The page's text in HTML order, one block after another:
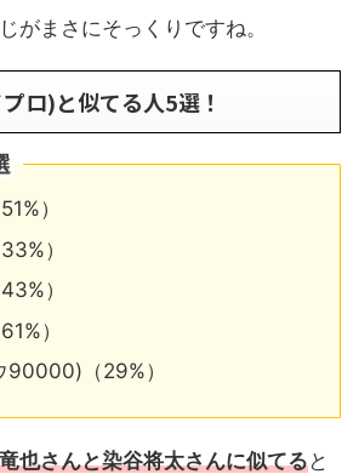
がまさにそっくりですね。
ロ)と似てる人5選！
）
）
）
）
90000)（29%）
也さんと染谷将太さんに似てると